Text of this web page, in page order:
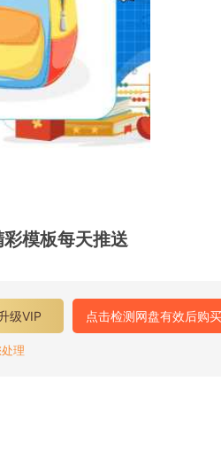
彩模板每天推送
级VIP 点击检测网盘有效后购买
理